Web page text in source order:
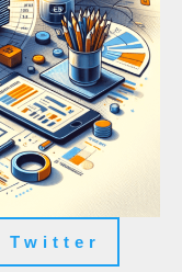
Twitter